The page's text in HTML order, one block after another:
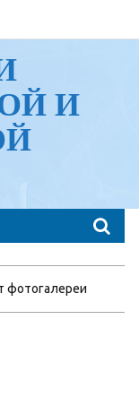
И
фотогалереи